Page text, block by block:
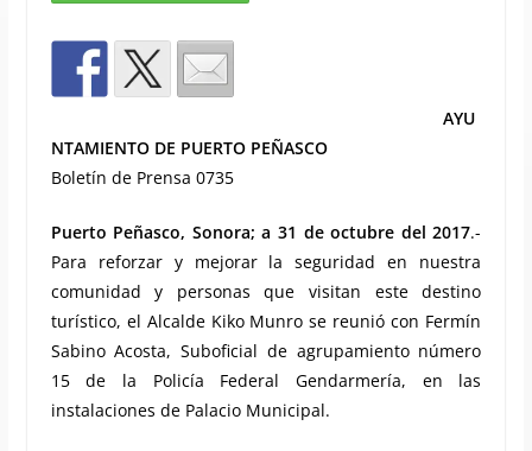
AYU
NTAMIENTO DE PUERTO PEÑASCO
Boletín de Prensa 0735
Puerto Peñasco, Sonora; a 31 de octubre del 2017.-
Para reforzar y mejorar la seguridad en nuestra
comunidad y personas que visitan este destino
turístico, el Alcalde Kiko Munro se reunió con Fermín
Sabino Acosta, Suboficial de agrupamiento número
15 de la Policía Federal Gendarmería, en las
instalaciones de Palacio Municipal.